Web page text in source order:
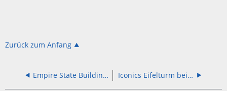
Zurück zum Anfang
Empire State Building 3D Puzzle - Aufbauanleitung Iconics Eifelturm bei Nacht - Aufbauanleitung